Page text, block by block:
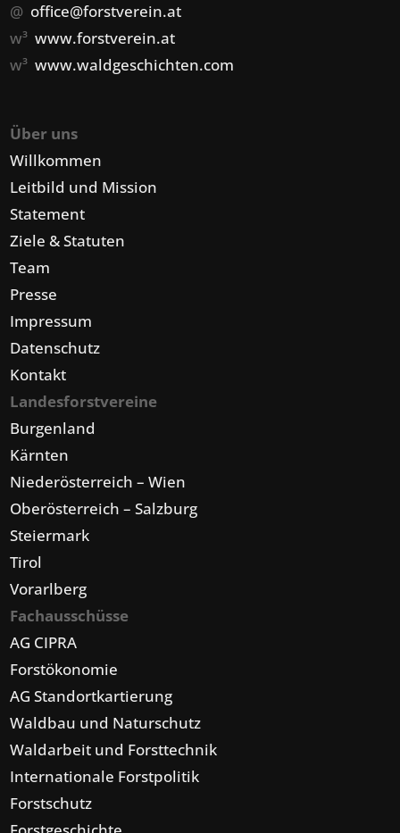
@ office@forstverein.at
w³www.forstverein.at
w³www.waldgeschichten.com
Über uns
Willkommen
Leitbild und Mission
Statement
Ziele & Statuten
Team
Presse
Impressum
Datenschutz
Kontakt
Landesforstvereine
Burgenland
Kärnten
Niederösterreich – Wien
Oberösterreich – Salzburg
Steiermark
Tirol
Vorarlberg
Fachausschüsse
AG CIPRA
Forstökonomie
AG Standortkartierung
Waldbau und Naturschutz
Waldarbeit und Forsttechnik
Internationale Forstpolitik
Forstschutz